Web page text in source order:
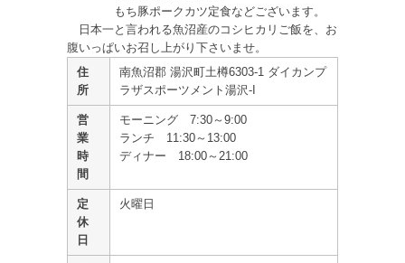
もち豚ポークカツ定食などございます。
日本一と言われる魚沼産のコシヒカリご飯を、お
腹いっぱいお召し上がり下さいませ。
住
所
南魚沼郡 湯沢町土樽6303-1 ダイカンプ
ラザスポーツメント湯沢-I
営
業
時
間
モーニング 7:30～9:00
ランチ 11:30～13:00
ディナー 18:00～21:00
定
休
日
火曜日